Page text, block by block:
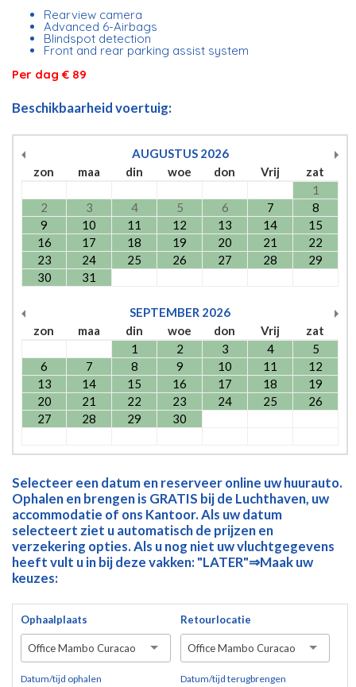
Rearview camera
Advanced 6-Airbags
Blindspot detection
Front and rear parking assist system
Per dag € 89
Beschikbaarheid voertuig:
AUGUSTUS 2026
zon
maa din woe don Vrij
zat
1
2
3 4 5 6 7
8
9
10 11 12 13 14
15
16
17 18 19 20 21
22
23
24 25 26 27 28
29
30
31
SEPTEMBER 2026
zon
maa din woe don Vrij
zat
1
2 3 4
5
6
7 8 9 10 11
12
13
14 15 16 17 18
19
20
21 22 23 24 25
26
27
28 29 30
Selecteer een datum en reserveer online uw huurauto.
Ophalen en brengen is GRATIS bij de Luchthaven, uw
accommodatie of ons Kantoor. Als uw datum
selecteert ziet u automatisch de prijzen en
verzekering opties. Als u nog niet uw vluchtgegevens
heeft vult u in bij deze vakken: "LATER"⇒Maak uw
keuzes:
Ophaalplaats
Office Mambo Curacao
Datum/tijd ophalen
Retourlocatie
Office Mambo Curacao
Datum/tijd terugbrengen